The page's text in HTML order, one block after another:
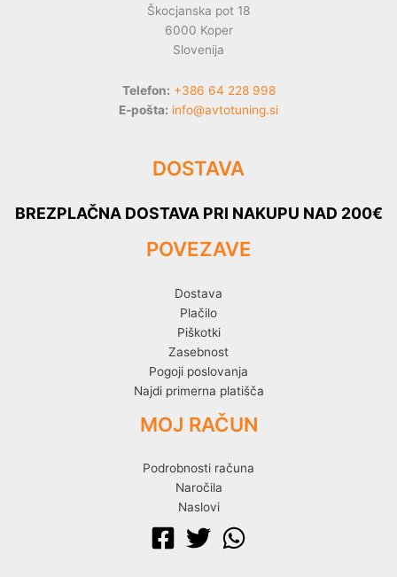
Škocjanska pot 18
6000 Koper
Slovenija
Telefon: +386 64 228 998
E-pošta: info@avtotuning.si
DOSTAVA
BREZPLAČNA DOSTAVA PRI NAKUPU NAD 200€
POVEZAVE
Dostava
Plačilo
Piškotki
Zasebnost
Pogoji poslovanja
Najdi primerna platišča
MOJ RAČUN
Podrobnosti računa
Naročila
Naslovi